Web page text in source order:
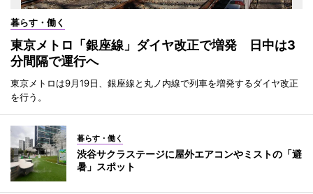
暮らす・働く
東京メトロ「銀座線」ダイヤ改正で増発 日中は3
分間隔で運行へ
東京メトロは9月19日、銀座線と丸ノ内線で列車を増発するダイヤ改正
を行う。
暮らす・働く
渋谷サクラステージに屋外エアコンやミストの「避
暑」スポット